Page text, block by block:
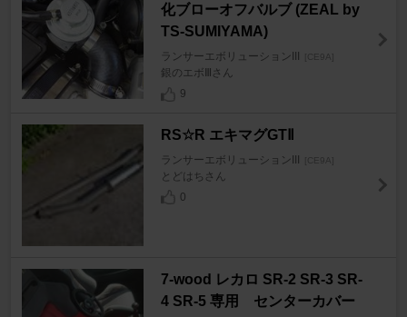
化ブローオフバルブ (ZEAL by
TS-SUMIYAMA)
ランサーエボリューションIII [CE9A]
銀のエボⅢさん
9
RS☆R エキマグGTⅡ
ランサーエボリューションIII [CE9A]
とどはちさん
0
7-wood レカロ SR-2 SR-3 SR-
4 SR-5 専用 センターカバー